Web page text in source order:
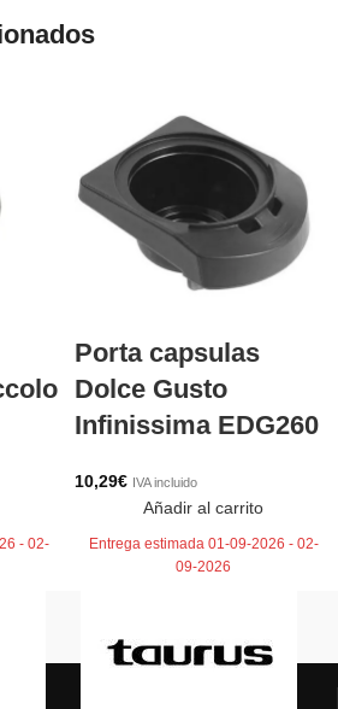
- 02-
Porta capsulas
Dolce Gusto
Infinissima EDG260
10,29€ IVA incluido
Añadir al carrito
Entrega estimada 01-09-2026 - 02-
09-2026